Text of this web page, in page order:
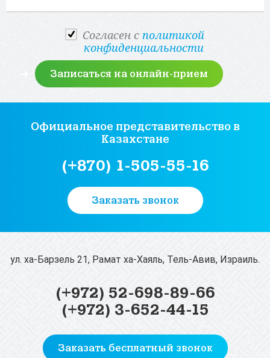
Cогласен с политикой
конфиденциальности
Официальное представительство в
Казахстане
(+870) 1-505-55-16
Заказать звонок
(+972) 52-698-89-66
(+972) 3-652-44-15
Заказать бесплатный звонок
ул. ха-Барзель 21, Рамат ха-Хаяль, Тель-Авив, Израиль.